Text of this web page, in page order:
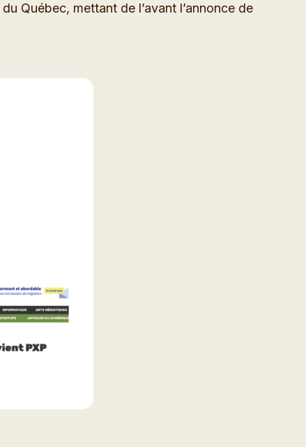
du Québec, mettant de l’avant l’annonce de